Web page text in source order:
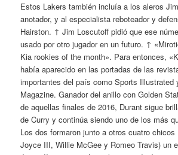
Estos Lakers también incluía a los aleros
anotador, y al especialista reboteador y
Hairston. ↑ Jim Loscutoff pidió que ese
usado por otro jugador en un futuro. ↑
Kia rookies of the month». Para entonces,
había aparecido en las portadas de las
importantes del país como Sports Illustrated
Magazine. Ganador del anillo con Golden
de aquellas finales de 2016, Durant sigue
de Curry y continúa siendo uno de los más
Los dos formaron junto a otros cuatro chicos
Joyce III, Willie McGee y Romeo Travis) un